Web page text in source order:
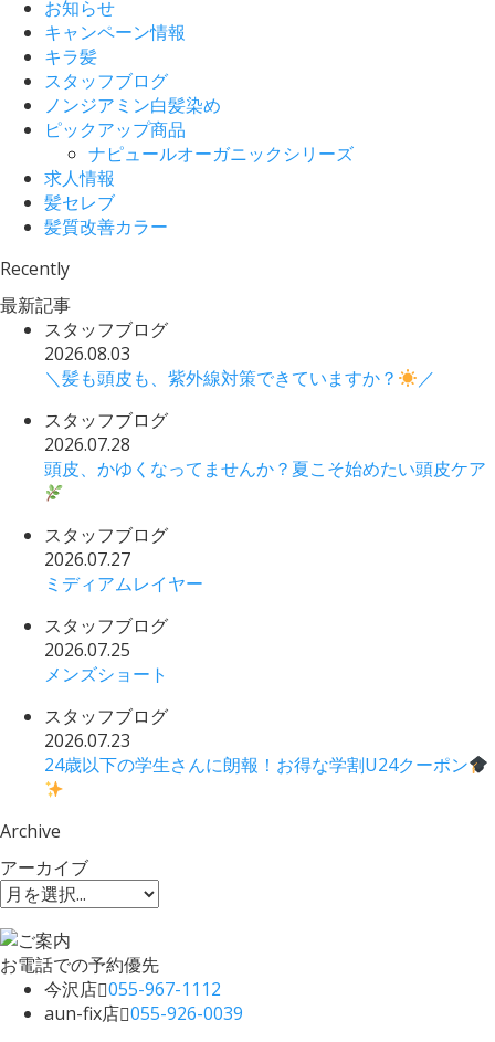
お知らせ
キャンペーン情報
キラ髪
スタッフブログ
ノンジアミン白髪染め
ピックアップ商品
ナピュールオーガニックシリーズ
求人情報
髪セレブ
髪質改善カラー
Recently
最新記事
スタッフブログ
2026.08.03
＼髪も頭皮も、紫外線対策できていますか？
／
スタッフブログ
2026.07.28
頭皮、かゆくなってませんか？夏こそ始めたい頭皮ケア
スタッフブログ
2026.07.27
ミディアムレイヤー
スタッフブログ
2026.07.25
メンズショート
スタッフブログ
2026.07.23
24歳以下の学生さんに朗報！お得な学割U24クーポン
Archive
アーカイブ
お電話での予約優先
今沢店 055-967-1112
aun-fix店 055-926-0039